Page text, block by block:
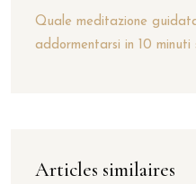
Quale meditazione
addormentarsi in 10 minuti
Articles similaires